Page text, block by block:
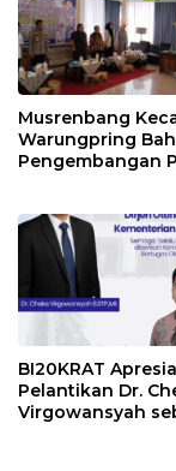
Musrenbang
Warungpring
Pengembangan
BI20KRAT
Pelantikan Dr.
Virgowansyah